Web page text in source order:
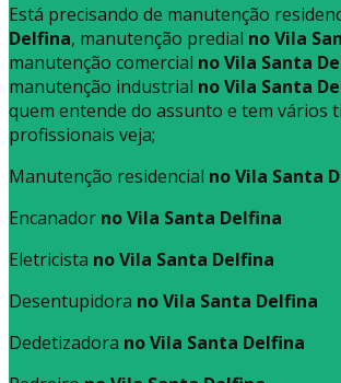
Está precisando de manutenção
Delfina, manutenção predial no Vila
manutenção comercial no Vila Santa
manutenção industrial no Vila Santa
quem entende do assunto e tem vários
profissionais veja;
Manutenção residencial no Vila Santa
Encanador no Vila Santa Delfina
Eletricista no Vila Santa Delfina
Desentupidora no Vila Santa Delfina
Dedetizadora no Vila Santa Delfina